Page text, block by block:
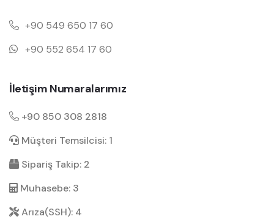
+90 549 650 17 60
+90 552 654 17 60
İletişim Numaralarımız
+90 850 308 2818
Müşteri Temsilcisi: 1
Sipariş Takip: 2
Muhasebe: 3
Arıza(SSH): 4